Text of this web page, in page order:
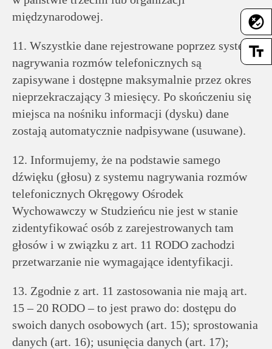
flaky
text_fields
międzynarodowej.
11. Wszystkie dane rejestrowane poprzez system
nagrywania rozmów telefonicznych są
zapisywane i dostępne maksymalnie przez okres
nieprzekraczający 3 miesięcy. Po skończeniu się
miejsca na nośniku informacji (dysku) dane
zostają automatycznie nadpisywane (usuwane).
12. Informujemy, że na podstawie samego
dźwięku (głosu) z systemu nagrywania rozmów
telefonicznych Okręgowy Ośrodek
Wychowawczy w Studzieńcu nie jest w stanie
zidentyfikować osób z zarejestrowanych tam
głosów i w związku z art. 11 RODO zachodzi
przetwarzanie nie wymagające identyfikacji.
13. Zgodnie z art. 11 zastosowania nie mają art.
15 – 20 RODO – to jest prawo do: dostępu do
swoich danych osobowych (art. 15); sprostowania
danych (art. 16); usunięcia danych (art. 17);